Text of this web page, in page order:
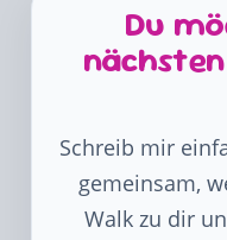
Du
Schreib mir
gemeinsam,
Walk zu dir